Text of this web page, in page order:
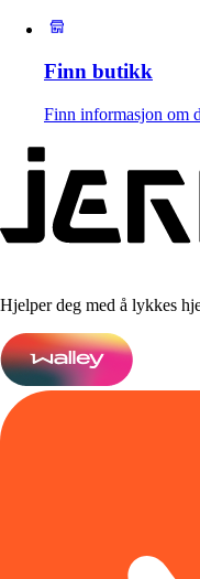
Finn butikk
Finn informasjon om
Hjelper deg med å lykkes